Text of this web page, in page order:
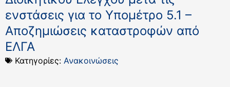
ενστάσεις για το Υπομέτρο 5.1 –
Αποζημιώσεις καταστροφών από
ΕΛΓΑ
Κατηγορίες: Ανακοινώσεις